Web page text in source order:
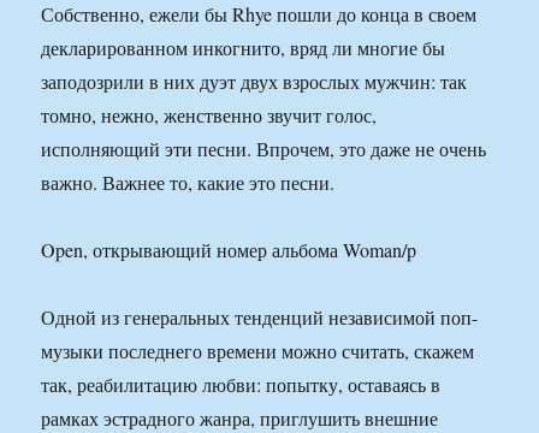
Собственно, ежели бы Rhye пошли до конца в своем
декларированном инкогнито, вряд ли многие бы
заподозрили в них дуэт двух взрослых мужчин: так
томно, нежно, женственно звучит голос,
исполняющий эти песни. Впрочем, это даже не очень
важно. Важнее то, какие это песни.
Open, открывающий номер альбома Woman/p
Одной из генеральных тенденций независимой поп-
музыки последнего времени можно считать, скажем
так, реабилитацию любви: попытку, оставаясь в
рамках эстрадного жанра, приглушить внешние